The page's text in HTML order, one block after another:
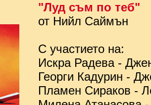
"Луд съм по теб"
от Нийл Саймън
С участието на:
Искра Радева -
Георги Кадурин -
Пламен Сираков -